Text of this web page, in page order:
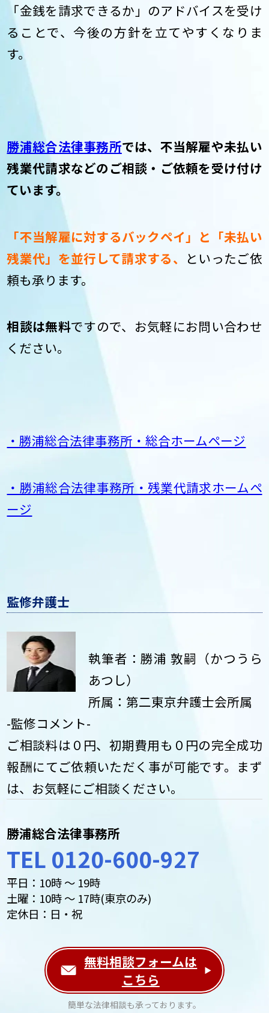
「金銭を請求できるか」のアドバイスを受け
ることで、今後の方針を立てやすくなりま
す。
勝浦総合法律事務所では、不当解雇や未払い
残業代請求などのご相談・ご依頼を受け付け
ています。
「不当解雇に対するバックペイ」と「未払い
残業代」を並行して請求する、 といったご依
頼も承ります。
相談は無料ですので、お気軽にお問い合わせ
ください。
・勝浦総合法律事務所・総合ホームページ
・勝浦総合法律事務所・残業代請求ホームペ
ージ
監修弁護士
執筆者：勝浦 敦嗣（かつうら
あつし）
所属：第二東京弁護士会所属
-監修コメント-
ご相談料は０円、初期費用も０円の完全成功
報酬にてご依頼いただく事が可能です。まず
は、お気軽にご相談ください。
勝浦総合法律事務所
TEL 0120-600-927
平日：10時 ～ 19時
土曜：10時 ～ 17時(東京のみ)
定休日：日・祝
無料相談フォームは
こちら
簡単な法律相談も承っております。